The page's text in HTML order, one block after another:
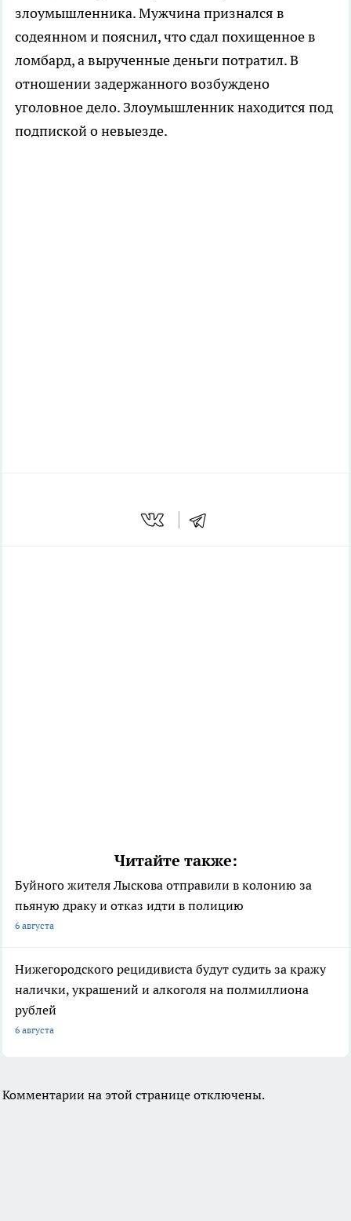
злоумышленника. Мужчина признался в
содеянном и пояснил, что сдал похищенное в
ломбард, а вырученные деньги потратил. В
отношении задержанного возбуждено
уголовное дело. Злоумышленник находится под
подпиской о невыезде.
Читайте также:
Буйного жителя Лыскова отправили в колонию за
пьяную драку и отказ идти в полицию
6 августа
Нижегородского рецидивиста будут судить за кражу
налички, украшений и алкоголя на полмиллиона
рублей
6 августа
Комментарии на этой странице отключены.